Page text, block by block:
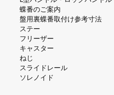
蝶番のご案内
盤⽤裏蝶番取付け参考⼨法
ステー
フリーザー
キャスター
ねじ
スライドレール
ソレノイド